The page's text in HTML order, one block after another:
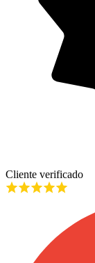
Cliente verificado